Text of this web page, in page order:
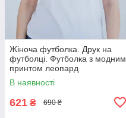
Жіноча футболка. Друк на
футболці. Футболка з модним
принтом леопард
В наявності
621 ₴ 690 ₴